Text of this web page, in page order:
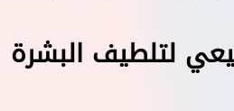
لتلطيف البشرة